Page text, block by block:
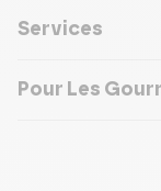
Services
Pour Les